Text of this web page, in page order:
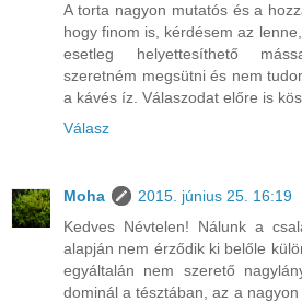
A torta nagyon mutatós és a
hogy finom is, kérdésem az
esetleg helyettesíthető
szeretném megsütni és nem
a kávés íz. Válaszodat előre is
Válasz
Moha
2015. június 25. 16:19
Kedves Névtelen! Nálunk a
alapján nem érződik ki belőle
egyáltalán nem szerető
dominál a tésztában, az a